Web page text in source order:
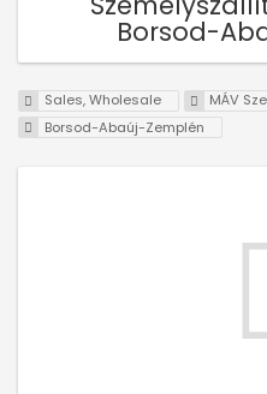
Borsod-
Sales, Wholesale
MÁV
Borsod-Abaúj-Zemplén